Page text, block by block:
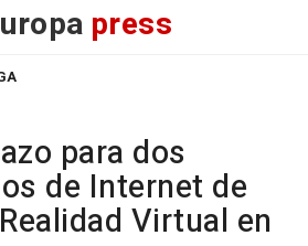
press
para dos
de Internet de
Virtual en